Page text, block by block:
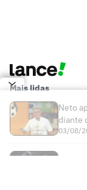
jogos das
da Neo
do
Diniz vê